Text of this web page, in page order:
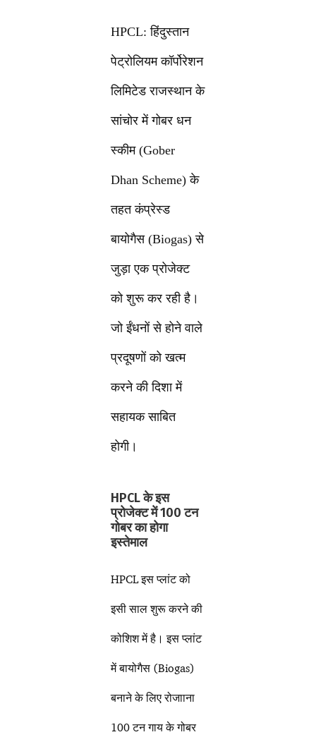
HPCL: हिंदुस्तान
पेट्रोलियम कॉर्पोरेशन
लिमिटेड राजस्थान के
सांचोर में गोबर धन
स्कीम (Gober
Dhan Scheme) के
तहत कंप्रेस्ड
बायोगैस (Biogas) से
जुड़ा एक प्रोजेक्ट
को शुरू कर रही है।
जो ईंधनों से होने वाले
प्रदूषणों को खत्म
करने की दिशा में
सहायक साबित
होगी।
HPCL के इस
प्रोजेक्ट में 100 टन
गोबर का होगा
इस्तेमाल
HPCL इस प्लांट को
इसी साल शुरू करने की
कोशिश में है। इस प्लांट
में बायोगैस (Biogas)
बनाने के लिए रोजााना
100 टन गाय के गोबर